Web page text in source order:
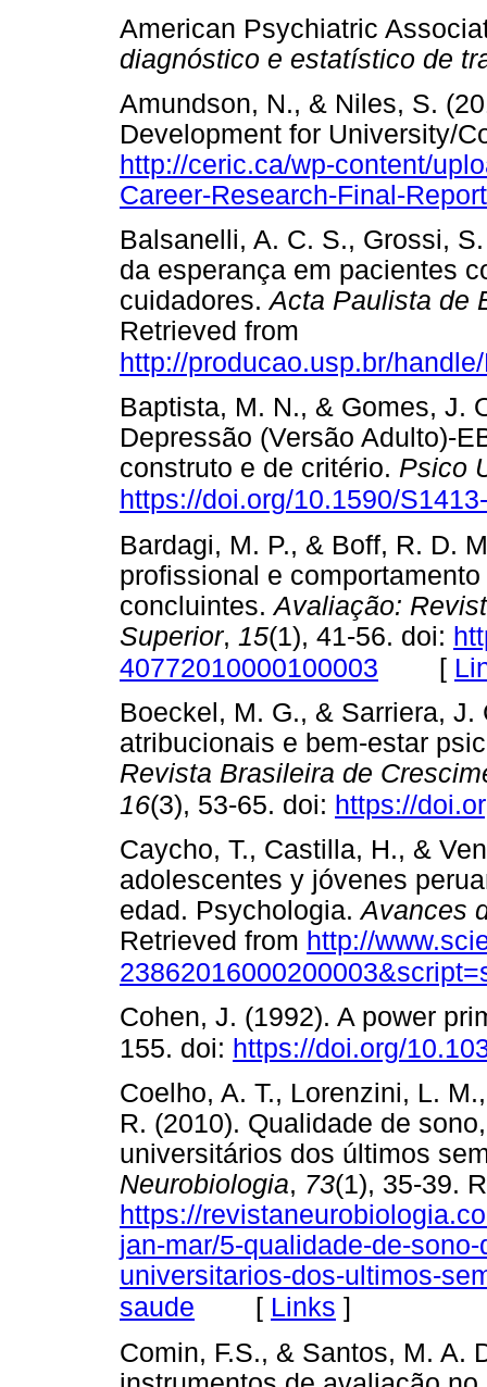
American Psychiatric
diagnóstico e estatístico de
Amundson, N., & Niles, S.
Development for University/
http://ceric.ca/wp-content/
Career-Research-Final-
Balsanelli, A. C. S., Grossi,
da esperança em pacientes
cuidadores.Acta Paulista de
Retrieved from
http://producao.usp.br/
Baptista, M. N., & Gomes, J.
Depressão (Versão Adulto)-
construto e de critério. Psico
https://doi.org/10.1590/
Bardagi, M. P., & Boff, R. D.
profissional e
concluintes.Avaliação:
Superior, 15(1), 41-56. doi:
40772010000100003 [
Boeckel, M. G., & Sarriera,
atribucionais e bem-estar
Revista Brasileira de
16(3), 53-65. doi: https://
Caycho, T., Castilla, H., &
adolescentes y jóvenes
edad. Psychologia.Avances
Retrieved from http://
Cohen, J. (1992). A power
155. doi: https://doi.org/
Coelho, A. T., Lorenzini, L.
R. (2010). Qualidade de
universitários dos últimos
Neurobiologia, 73(1), 35-39.
https://
jan-mar/5-qualidade-de-
universitarios-dos-ultimos-
saude [ Links ]
Comin, F.S., & Santos, M. A.